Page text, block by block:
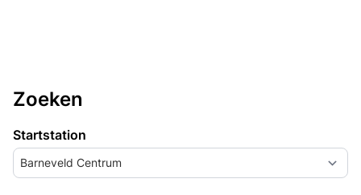
Zoeken
Startstation
Barneveld Centrum